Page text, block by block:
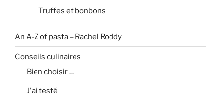
Truffes et bonbons
An A-Z of pasta – Rachel Roddy
Conseils culinaires
Bien choisir …
J'ai testé